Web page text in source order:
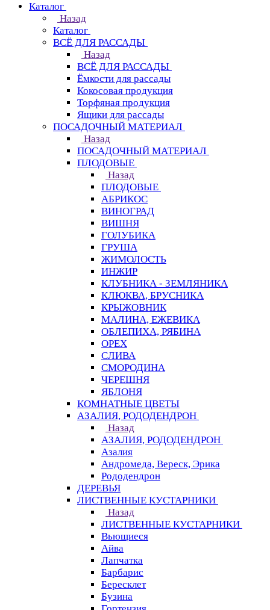
Каталог
Назад
Каталог
ВСЁ ДЛЯ РАССАДЫ
Назад
ВСЁ ДЛЯ РАССАДЫ
Ёмкости для рассады
Кокосовая продукция
Торфяная продукция
Ящики для рассады
ПОСАДОЧНЫЙ МАТЕРИАЛ
Назад
ПОСАДОЧНЫЙ МАТЕРИАЛ
ПЛОДОВЫЕ
Назад
ПЛОДОВЫЕ
АБРИКОС
ВИНОГРАД
ВИШНЯ
ГОЛУБИКА
ГРУША
ЖИМОЛОСТЬ
ИНЖИР
КЛУБНИКА - ЗЕМЛЯНИКА
КЛЮКВА, БРУСНИКА
КРЫЖОВНИК
МАЛИНА, ЕЖЕВИКА
ОБЛЕПИХА, РЯБИНА
ОРЕХ
СЛИВА
СМОРОДИНА
ЧЕРЕШНЯ
ЯБЛОНЯ
КОМНАТНЫЕ ЦВЕТЫ
АЗАЛИЯ, РОДОДЕНДРОН
Назад
АЗАЛИЯ, РОДОДЕНДРОН
Азалия
Андромеда, Вереск, Эрика
Рододендрон
ДЕРЕВЬЯ
ЛИСТВЕННЫЕ КУСТАРНИКИ
Назад
ЛИСТВЕННЫЕ КУСТАРНИКИ
Вьющиеся
Айва
Лапчатка
Барбарис
Бересклет
Бузина